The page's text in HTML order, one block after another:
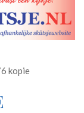
kopie